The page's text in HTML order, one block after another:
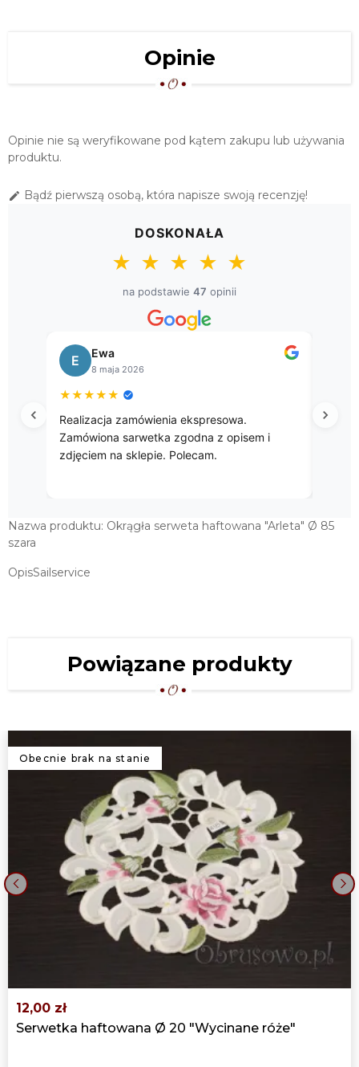
85 "WIOSENNY BUKIET"
79,00 zł
Opinie
Opinie nie są weryfikowane pod kątem zakupu lub używania
produktu.
 Bądź pierwszą osobą, która napisze swoją recenzję!
DOSKONAŁA
★ ★ ★ ★ ★
na podstawie 47 opinii
E Ewa
8 maja 2026
★★★★★
Realizacja zamówienia ekspresowa.
Zamówiona sarwetka zgodna z opisem i
zdjęciem na sklepie. Polecam.
Nazwa produktu: Okrągła serweta haftowana "Arleta" Ø 85
szara
OpisSailservice
Powiązane produkty
Obecnie brak na stanie
12,00 zł
Serwetka haftowana Ø 20 "Wycinane róże"